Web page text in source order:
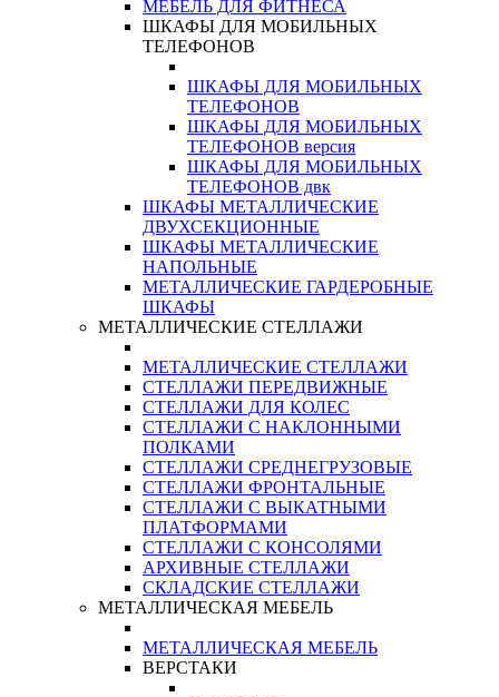
МЕБЕЛЬ ДЛЯ ФИТНЕСА
ШКАФЫ ДЛЯ МОБИЛЬНЫХ
ТЕЛЕФОНОВ
ШКАФЫ ДЛЯ МОБИЛЬНЫХ
ТЕЛЕФОНОВ
ШКАФЫ ДЛЯ МОБИЛЬНЫХ
ТЕЛЕФОНОВ версия
ШКАФЫ ДЛЯ МОБИЛЬНЫХ
ТЕЛЕФОНОВ двк
ШКАФЫ МЕТАЛЛИЧЕСКИЕ
ДВУХСЕКЦИОННЫЕ
ШКАФЫ МЕТАЛЛИЧЕСКИЕ
НАПОЛЬНЫЕ
МЕТАЛЛИЧЕСКИЕ ГАРДЕРОБНЫЕ
ШКАФЫ
МЕТАЛЛИЧЕСКИЕ СТЕЛЛАЖИ
МЕТАЛЛИЧЕСКИЕ СТЕЛЛАЖИ
СТЕЛЛАЖИ ПЕРЕДВИЖНЫЕ
СТЕЛЛАЖИ ДЛЯ КОЛЕС
СТЕЛЛАЖИ С НАКЛОННЫМИ
ПОЛКАМИ
СТЕЛЛАЖИ СРЕДНЕГРУЗОВЫЕ
СТЕЛЛАЖИ ФРОНТАЛЬНЫЕ
СТЕЛЛАЖИ С ВЫКАТНЫМИ
ПЛАТФОРМАМИ
СТЕЛЛАЖИ С КОНСОЛЯМИ
АРХИВНЫЕ СТЕЛЛАЖИ
СКЛАДСКИЕ СТЕЛЛАЖИ
МЕТАЛЛИЧЕСКАЯ МЕБЕЛЬ
МЕТАЛЛИЧЕСКАЯ МЕБЕЛЬ
ВЕРСТАКИ